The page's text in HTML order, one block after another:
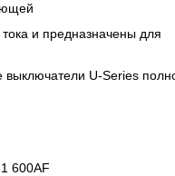
и предназначены для
выключатели U-Series
600AF